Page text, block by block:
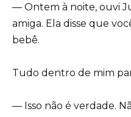
— Ontem à noite, ouvi
amiga. Ela disse que
bebê.
Tudo dentro de mim
— Isso não é verdade.